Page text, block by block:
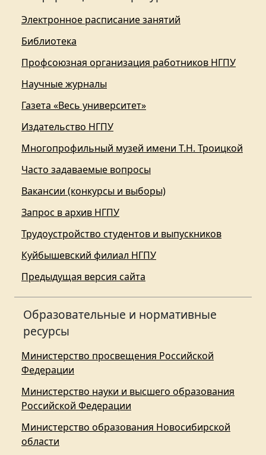
Электронное расписание занятий
Библиотека
Профсоюзная организация работников НГПУ
Научные журналы
Газета «Весь университет»
Издательство НГПУ
Многопрофильный музей имени Т.Н. Троицкой
Часто задаваемые вопросы
Вакансии (конкурсы и выборы)
Запрос в архив НГПУ
Трудоустройство студентов и выпускников
Куйбышевский филиал НГПУ
Предыдущая версия сайта
Образовательные и нормативные
ресурсы
Министерство просвещения Российской
Федерации
Министерство науки и высшего образования
Российской Федерации
Министерство образования Новосибирской
области